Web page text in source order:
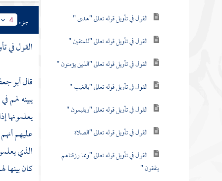
القول في تأويل قوله تعالى "هدى "
القول في تأويل قوله تعالى "للمتقين "
القول في تأويل قوله تعالى "الذين يؤمنون "
القول في تأويل قوله تعالى "بالغيب "
القول في تأويل قوله تعالى "ويقيمون "
القول في تأويل قوله تعالى "الصلاة
القول في تأويل قوله تعالى "ومما رزقناهم
ينفقون "
جزء 4
القول في
قالأبو
يبينه
يعلمونها
عليهم
الذي
كان بينها